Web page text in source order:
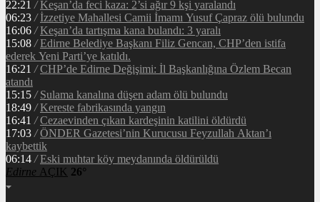
22:21 / Keşan’da feci kaza: 2’si ağır 9 kşi yaralandı
06:23 / İzzetiye Mahallesi Camii İmamı Yusuf Çapraz ölü bulundu
16:06 / Keşan’da tartışma kana bulandı: 3 yaralı
15:08 / Edirne Belediye Başkanı Filiz Gencan, CHP’den istifa
ederek Yeni Parti’ye katıldı.
16:21 / CHP’de Edirne Değişimi: İl Başkanlığına Özlem Becan
atandı
15:15 / Sulama kanalına düşen adam ölü bulundu
18:49 / Kereste fabrikasında yangın
16:41 / Cezaevinden çıkan kardeşinin katilini öldürdü
17:03 / ÖNDER Gazetesi’nin Kurucusu Feyzullah Aktan’ı
kaybettik
06:14 / Eski muhtar köy meydanında öldürüldü
Edirne AÇIK 26°